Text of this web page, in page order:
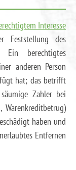
Interesse
Feststellung des
Ein berechtigtes
anderen Person
hat; das betrifft
Zahler bei
haben und
Entfernen